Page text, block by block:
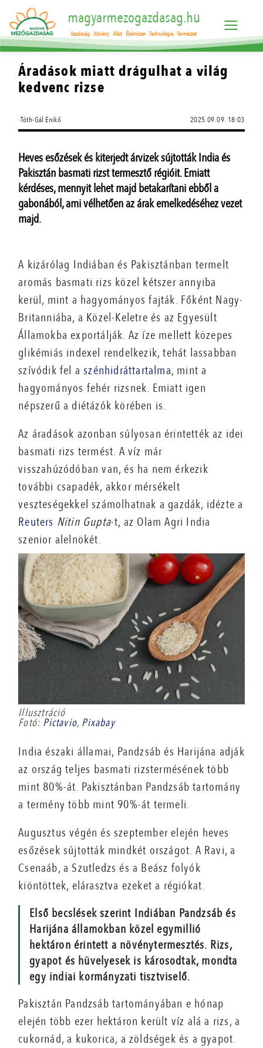
magyarmezogazdasag.hu
Gazdaság Növény Állat Élelmiszer Technológia Természet
Áradások miatt drágulhat a világ
kedvenc rizse
·Tóth-Gál Enikő 2025.09.09. 18:03
Heves esőzések és kiterjedt árvizek sújtották India és
Pakisztán basmati rizst termesztő régióit. Emiatt
kérdéses, mennyit lehet majd betakarítani ebből a
gabonából, ami vélhetően az árak emelkedéséhez vezet
majd.
A kizárólag Indiában és Pakisztánban termelt
aromás basmati rizs közel kétszer annyiba
kerül, mint a hagyományos fajták. Főként Nagy-
Britanniába, a Közel-Keletre és az Egyesült
Államokba exportálják. Az íze mellett közepes
glikémiás indexel rendelkezik, tehát lassabban
szívódik fel aszénhidráttartalma, mint a
hagyományos fehér rizsnek. Emiatt igen
népszerű a diétázók körében is.
Az áradások azonban súlyosan érintették az idei
basmati rizs termést. A víz már
visszahúzódóban van, és ha nem érkezik
további csapadék, akkor mérsékelt
veszteségekkel számolhatnak a gazdák, idézte a
Reuters Nitin Gupta-t, az Olam Agri India
szenior alelnökét.
Illusztráció
Fotó: Pictavio, Pixabay
India északi államai, Pandzsáb és Harijána adják
az ország teljes basmati rizstermésének több
mint 80%-át. Pakisztánban Pandzsáb tartomány
a termény több mint 90%-át termeli.
Augusztus végén és szeptember elején heves
esőzések sújtották mindkét országot. A Ravi, a
Csenaáb, a Szutledzs és a Beász folyók
kiöntöttek, elárasztva ezeket a régiókat.
Első becslések szerint Indiában Pandzsáb és
Harijána államokban közel egymillió
hektáron érintett a növénytermesztés. Rizs,
gyapot és hüvelyesek is károsodtak, mondta
egy indiai kormányzati tisztviselő.
Pakisztán Pandzsáb tartományában e hónap
elején több ezer hektáron került víz alá a rizs, a
cukornád, a kukorica, a zöldségek és a gyapot.